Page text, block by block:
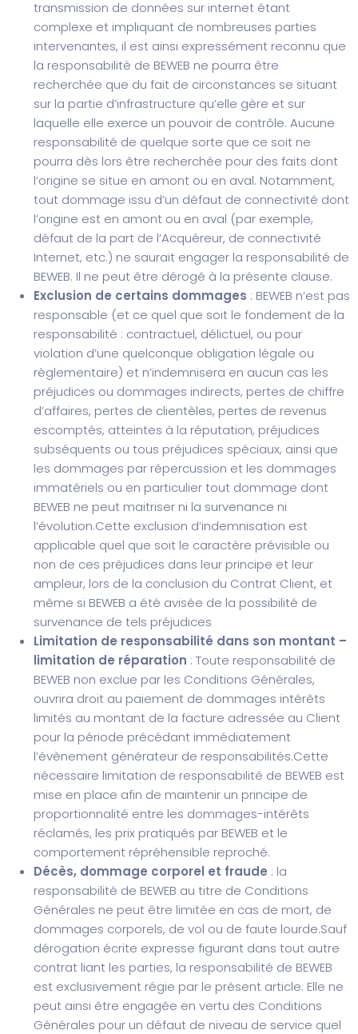
transmission de données sur internet étant
complexe et impliquant de nombreuses parties
intervenantes, il est ainsi expressément reconnu que
la responsabilité de BEWEB ne pourra être
recherchée que du fait de circonstances se situant
sur la partie d’infrastructure qu’elle gère et sur
laquelle elle exerce un pouvoir de contrôle. Aucune
responsabilité de quelque sorte que ce soit ne
pourra dès lors être recherchée pour des faits dont
l’origine se situe en amont ou en aval. Notamment,
tout dommage issu d’un défaut de connectivité dont
l’origine est en amont ou en aval (par exemple,
défaut de la part de l’Acquéreur, de connectivité
Internet, etc.) ne saurait engager la responsabilité de
BEWEB. Il ne peut être dérogé à la présente clause.
Exclusion de certains dommages : BEWEB n’est pas
responsable (et ce quel que soit le fondement de la
responsabilité : contractuel, délictuel, ou pour
violation d’une quelconque obligation légale ou
règlementaire) et n’indemnisera en aucun cas les
préjudices ou dommages indirects, pertes de chiffre
d’affaires, pertes de clientèles, pertes de revenus
escomptés, atteintes à la réputation, préjudices
subséquents ou tous préjudices spéciaux, ainsi que
les dommages par répercussion et les dommages
immatériels ou en particulier tout dommage dont
BEWEB ne peut maitriser ni la survenance ni
l’évolution.Cette exclusion d’indemnisation est
applicable quel que soit le caractère prévisible ou
non de ces préjudices dans leur principe et leur
ampleur, lors de la conclusion du Contrat Client, et
même si BEWEB a été avisée de la possibilité de
survenance de tels préjudices
Limitation de responsabilité dans son montant –
limitation de réparation : Toute responsabilité de
BEWEB non exclue par les Conditions Générales,
ouvrira droit au paiement de dommages intérêts
limités au montant de la facture adressée au Client
pour la période précédant immédiatement
l’évènement générateur de responsabilités.Cette
nécessaire limitation de responsabilité de BEWEB est
mise en place afin de maintenir un principe de
proportionnalité entre les dommages-intérêts
réclamés, les prix pratiqués par BEWEB et le
comportement répréhensible reproché.
Décès, dommage corporel et fraude : la
responsabilité de BEWEB au titre de Conditions
Générales ne peut être limitée en cas de mort, de
dommages corporels, de vol ou de faute lourde.Sauf
dérogation écrite expresse figurant dans tout autre
contrat liant les parties, la responsabilité de BEWEB
est exclusivement régie par le présent article. Elle ne
peut ainsi être engagée en vertu des Conditions
Générales pour un défaut de niveau de service quel